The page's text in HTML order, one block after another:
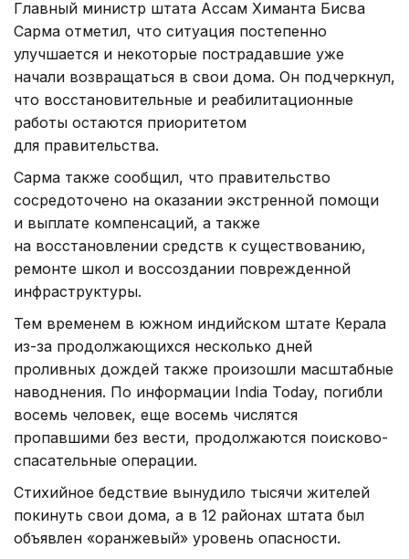
Главный министр штата Ассам Химанта Бисва
Сарма отметил, что ситуация постепенно
улучшается и некоторые пострадавшие уже
начали возвращаться в свои дома. Он подчеркнул,
что восстановительные и реабилитационные
работы остаются приоритетом
для правительства.
Сарма также сообщил, что правительство
сосредоточено на оказании экстренной помощи
и выплате компенсаций, а также
на восстановлении средств к существованию,
ремонте школ и воссоздании поврежденной
инфраструктуры.
Тем временем в южном индийском штате Керала
из-за продолжающихся несколько дней
проливных дождей также произошли масштабные
наводнения. По информации India Today, погибли
восемь человек, еще восемь числятся
пропавшими без вести, продолжаются поисково-
спасательные операции.
Стихийное бедствие вынудило тысячи жителей
покинуть свои дома, а в 12 районах штата был
объявлен «оранжевый» уровень опасности.